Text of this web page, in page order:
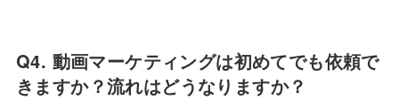
Q4. 動画マーケティングは初めてでも依頼で
きますか？流れはどうなりますか？